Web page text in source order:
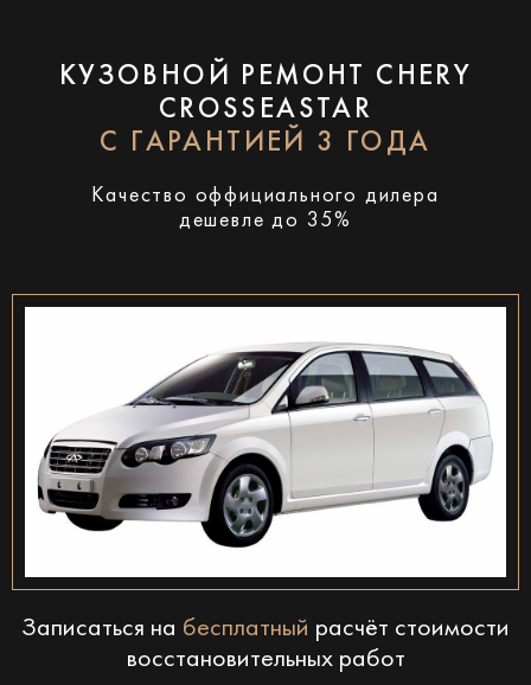
КУЗОВНОЙ РЕМОНТ CHERY
CROSSEASTAR
С ГАРАНТИЕЙ 3 ГОДА
Качество оффициального дилера
дешевле до 35%
Записаться на бесплатный расчёт стоимости
восстановительных работ